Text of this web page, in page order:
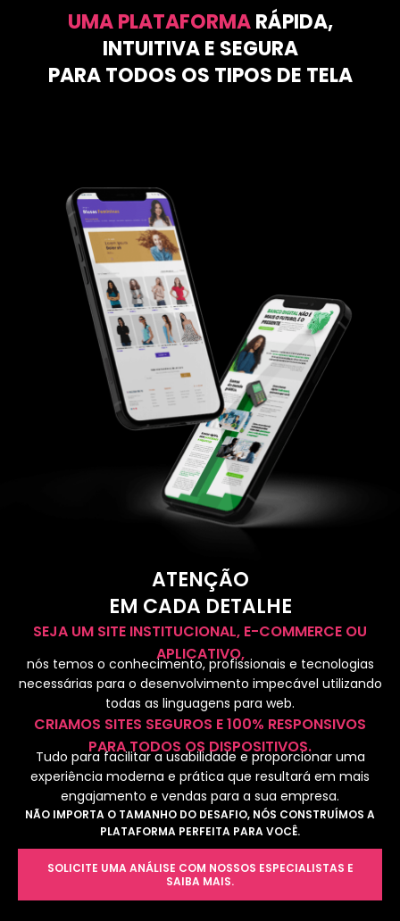
UMA PLATAFORMARÁPIDA,
INTUITIVA E SEGURA
PARA TODOS OS TIPOS DE TELA
ATENÇÃO
EM CADA DETALHE
SEJA UM SITE INSTITUCIONAL, E-COMMERCE OU
APLICATIVO,
nós temos o conhecimento, profissionais e tecnologias
necessárias para o desenvolvimento impecável utilizando
todas as linguagens para web.
CRIAMOS SITES SEGUROS E 100% RESPONSIVOS
PARA TODOS OS DISPOSITIVOS.
Tudo para facilitar a usabilidade e proporcionar uma
experiência moderna e prática que resultará em mais
engajamento e vendas para a sua empresa.
NÃO IMPORTA O TAMANHO DO DESAFIO, NÓS CONSTRUÍMOS A
PLATAFORMA PERFEITA PARA VOCÊ.
SOLICITE UMA ANÁLISE COM NOSSOS ESPECIALISTAS E
SAIBA MAIS.